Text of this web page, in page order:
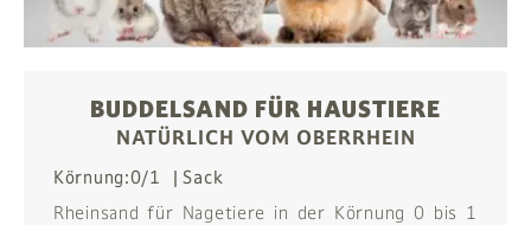
BUDDELSAND FÜR HAUSTIERE
NATÜRLICH VOM OBERRHEIN
Körnung:0/1
Sack
Rheinsand für Nagetiere in der Körnung 0 bis 1